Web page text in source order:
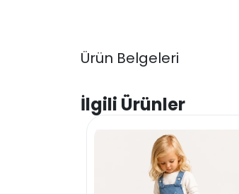
Ürün Belgeleri
İlgili Ürünler